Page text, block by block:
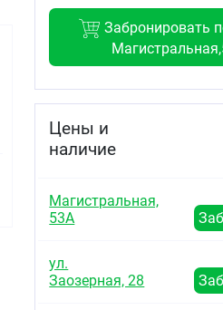
Забронировать
Цены и
наличие
Магистральная,
53А
ул.
Заозерная, 28